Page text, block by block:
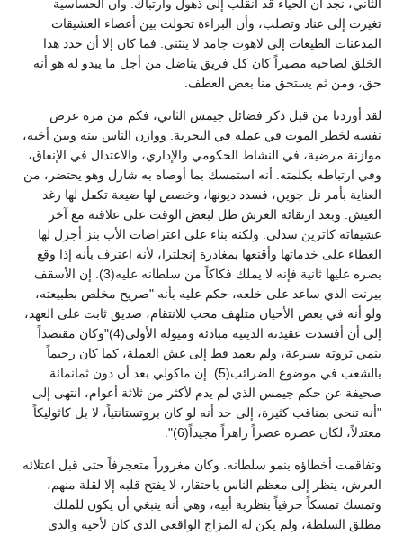
الثاني، نجد أن الحياء قد انقلب إلى ذهول وارتباك. وأن الحساسية
تغيرت إلى عناد وتصلب، وأن البراءة تحولت بين أعضاء العشيقات
المذعنات الطيعات إلى لاهوت جامد لا ينثني. فما كان إلا أن حدد هذا
الخلق لصاحبه مصيراً كان كل فريق يناضل من أجل ما يبدو له هو أنه
حق، ومن ثم يستحق منا بعض العطف.
لقد أوردنا من قبل ذكر فضائل جيمس الثاني، فكم من مرة عرض
نفسه لخطر الموت في عمله في البحرية. ووازن الناس بينه وبين أخيه،
موازنة مرضية، في النشاط الحكومي والإداري، والاعتدال في الإنفاق،
وفي ارتباطه بكلمته. أنه استمسك بما أوصاه به شارل وهو يحتضر، من
العناية بأمر نل جوين، فسدد ديونها، وخصص لها ضيعة تكفل لها رغد
العيش. وبعد ارتقائه العرش ظل لبعض الوقت على علاقته مع آخر
عشيقاته كاترين سدلي. ولكنه بناء على اعتراضات الأب بنز أجزل لها
العطاء على خدماتها وأقنعها بمغادرة إنجلترا، لأنه اعترف بأنه إذا وقع
بصره عليها ثانية فإنه لا يملك فكاكاً من سلطانه عليه(3). إن الأسقف
بيرنت الذي ساعد على خلعه، حكم عليه بأنه "صريح مخلص بطبيعته،
ولو أنه في بعض الأحيان متلهف محب للانتقام، صديق ثابت على العهد،
إلى أن أفسدت عقيدته الدينية مبادئه وميوله الأولى(4)"وكان مقتصداً
ينمي ثروته بسرعة، ولم يعمد قط إلى غش العملة، كما كان رحيماً
بالشعب في موضوع الضرائب(5). إن ماكولي بعد أن دون ثمانمائة
صحيفة عن حكم جيمس الذي لم يدم لأكثر من ثلاثة أعوام، انتهى إلى
"أنه تنحى بمناقب كثيرة، إلى حد أنه لو كان بروتستانتياً، لا بل كاثوليكاً
معتدلاً، لكان عصره عصراً زاهراً مجيداً(6)".
وتفاقمت أخطاؤه بنمو سلطانه. وكان مغروراً متعجرفاً حتى قبل اعتلائه
العرش، ينظر إلى معظم الناس باحتقار، لا يفتح قلبه إلا لقلة منهم،
وتمسك تمسكاً حرفياً بنظرية أبيه، وهي أنه ينبغي أن يكون للملك
مطلق السلطة، ولم يكن له المزاج الواقعي الذي كان لأخيه والذي